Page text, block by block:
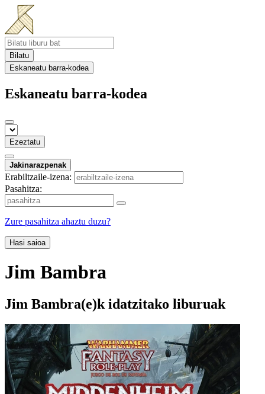
Bilatu
Eskaneatu barra-kodea
Eskaneatu barra-kodea
Ezeztatu
Jakinarazpenak
Erabiltzaile-izena:
Pasahitza:
Zure pasahitza ahaztu duzu?
Hasi saioa
Jim Bambra
Jim Bambra(e)k idatzitako liburuak